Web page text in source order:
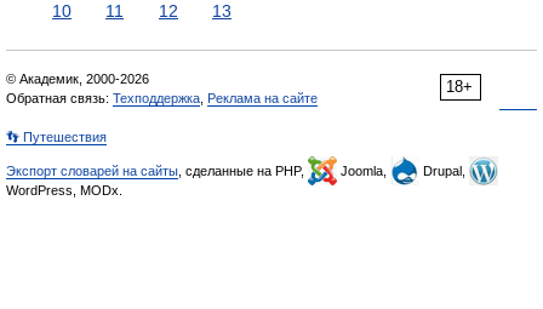
10
11 12 13
18+
© Академик, 2000-2026
Обратная связь: Техподдержка Реклама на сайте
👣 Путешествия
Экспорт словарей на сайты , сделанные на PHP, Joomla,
Drupal,
WordPress, MODx.